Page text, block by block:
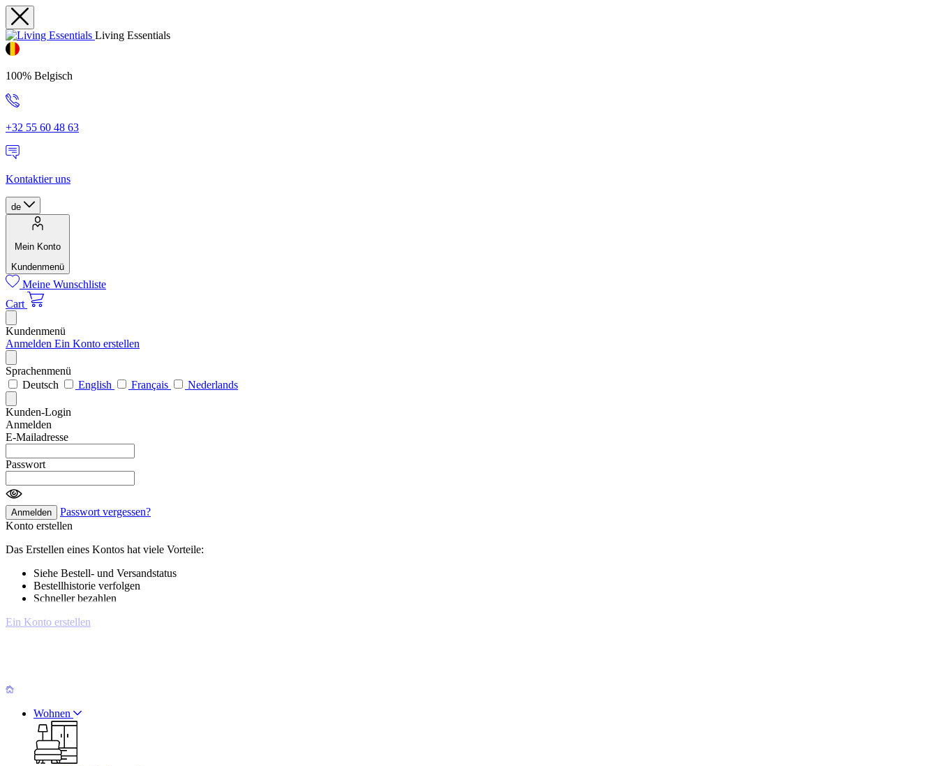
Living Essentials
100% Belgisch
+32 55 60 48 63
Kontaktier uns
de
Mein Konto
Kundenmenü
Meine Wunschliste
Cart
Kundenmenü
Anmelden Ein Konto erstellen
Sprachenmenü
Deutsch
English Français Nederlands
Kunden-Login
Anmelden
E-Mailadresse
Passwort
Anmelden
Passwort vergessen?
Konto erstellen
Das Erstellen eines Kontos hat viele Vorteile:
Siehe Bestell- und Versandstatus
Bestellhistorie verfolgen
Schneller bezahlen
Ein Konto erstellen
Wohnen